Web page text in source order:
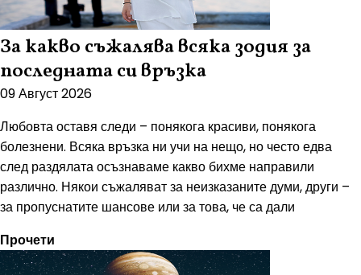
За какво съжалява всяка зодия за
последната си връзка
09 Август 2026
Любовта оставя следи – понякога красиви, понякога
болезнени. Всяка връзка ни учи на нещо, но често едва
след раздялата осъзнаваме какво бихме направили
различно. Някои съжаляват за неизказаните думи, други –
за пропуснатите шансове или за това, че са дали
Прочети